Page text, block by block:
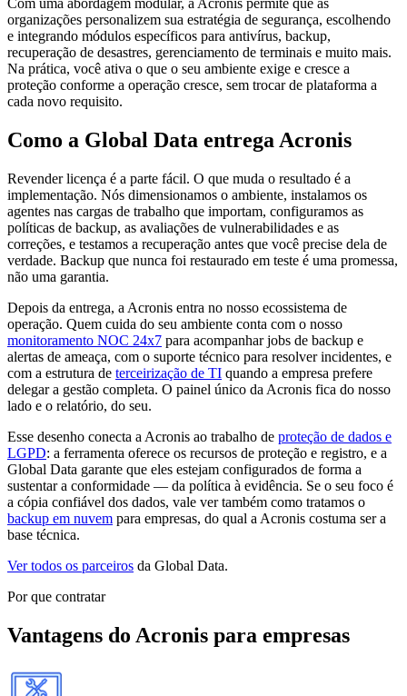
Com uma abordagem modular, a Acronis permite que as
organizações personalizem sua estratégia de segurança, escolhendo
e integrando módulos específicos para antivírus, backup,
recuperação de desastres, gerenciamento de terminais e muito mais.
Na prática, você ativa o que o seu ambiente exige e cresce a
proteção conforme a operação cresce, sem trocar de plataforma a
cada novo requisito.
Como a Global Data entrega Acronis
Revender licença é a parte fácil. O que muda o resultado é a
implementação. Nós dimensionamos o ambiente, instalamos os
agentes nas cargas de trabalho que importam, configuramos as
políticas de backup, as avaliações de vulnerabilidades e as
correções, e testamos a recuperação antes que você precise dela de
verdade. Backup que nunca foi restaurado em teste é uma promessa,
não uma garantia.
Depois da entrega, a Acronis entra no nosso ecossistema de
operação. Quem cuida do seu ambiente conta com o nosso
monitoramento NOC 24x7 para acompanhar jobs de backup e
alertas de ameaça, com o suporte técnico para resolver incidentes, e
com a estrutura de terceirização de TI quando a empresa prefere
delegar a gestão completa. O painel único da Acronis fica do nosso
lado e o relatório, do seu.
Esse desenho conecta a Acronis ao trabalho de proteção de dados e
LGPD: a ferramenta oferece os recursos de proteção e registro, e a
Global Data garante que eles estejam configurados de forma a
sustentar a conformidade — da política à evidência. Se o seu foco é
a cópia confiável dos dados, vale ver também como tratamos o
backup em nuvem para empresas, do qual a Acronis costuma ser a
base técnica.
Ver todos os parceiros da Global Data.
Por que contratar
Vantagens do Acronis para empresas